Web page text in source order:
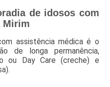
de idosos com
Mirim
assistência médica é o
de longa permanência,
ou Day Care (creche) e